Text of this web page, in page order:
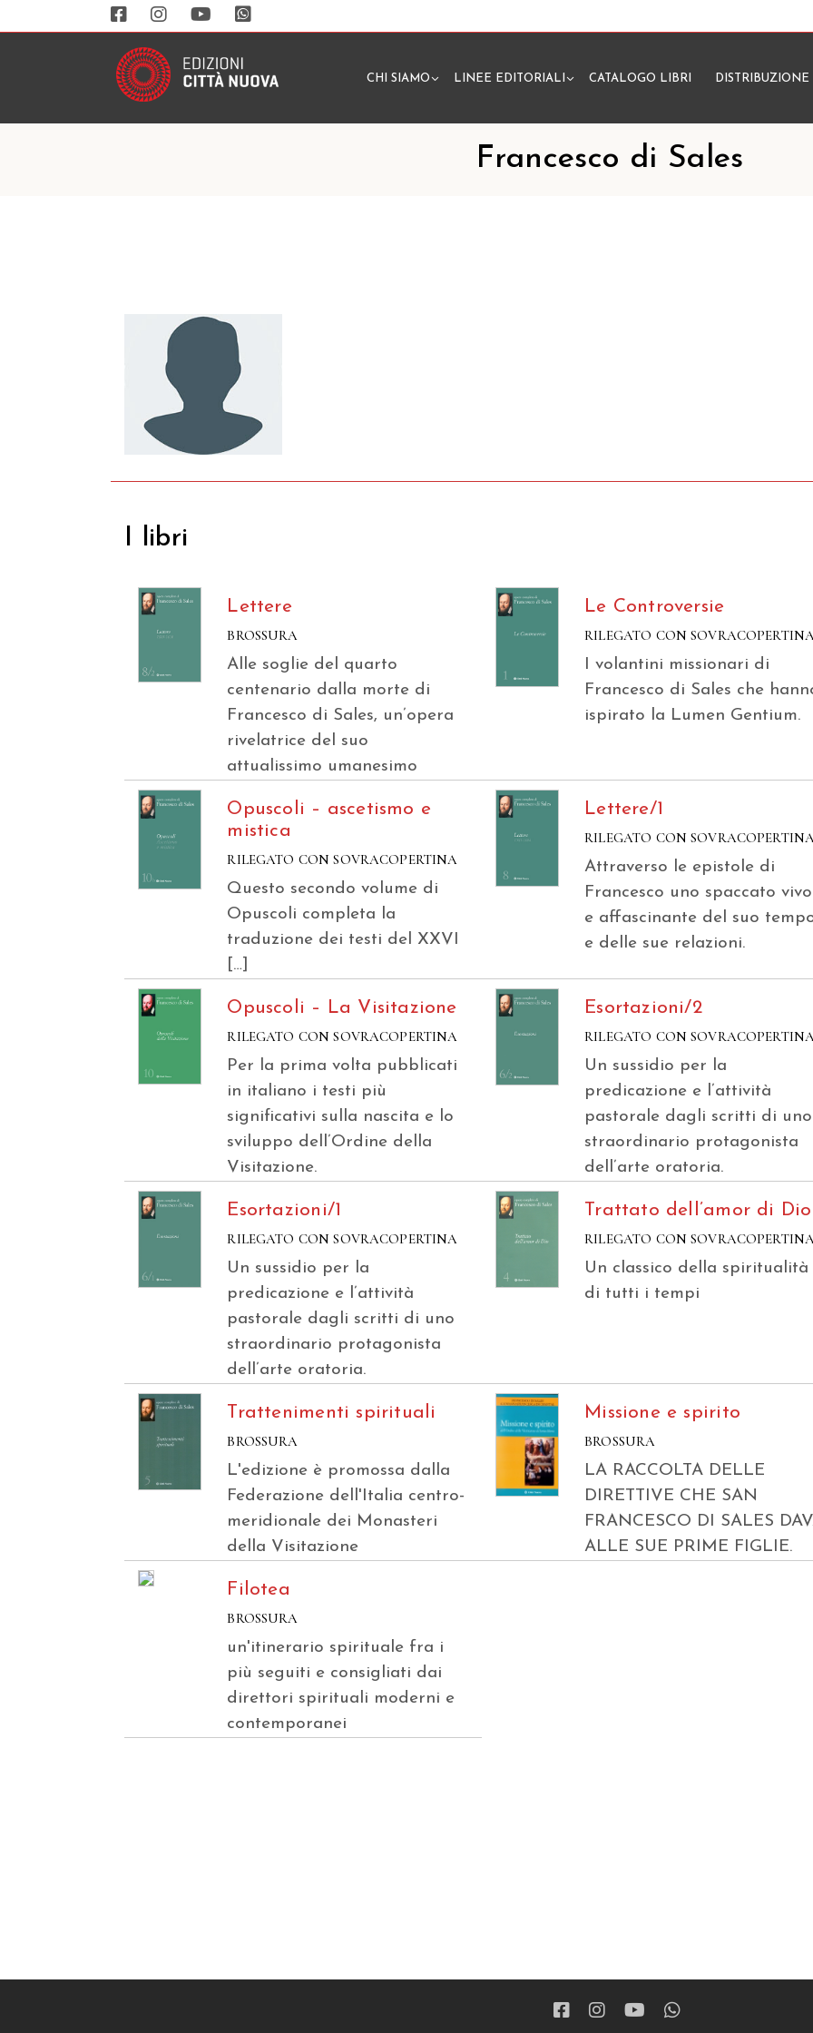
CHI SIAMO LINEE EDITORIALI CATALOGO LIBRI DISTRIBUZIONE
Francesco di Sales
I libri
Lettere
BROSSURA
Alle soglie del quarto
centenario dalla morte di
Francesco di Sales, un’opera
rivelatrice del suo
attualissimo umanesimo
Le Controversie
RILEGATO CON
I volantini missionari di
Francesco di Sales che
ispirato la Lumen Gentium.
Opuscoli – ascetismo e
mistica
RILEGATO CON SOVRACOPERTINA
Questo secondo volume di
Opuscoli completa la
traduzione dei testi del XXVI
[…]
Lettere/1
RILEGATO CON
Attraverso le epistole di
Francesco uno spaccato vivo
e affascinante del suo
e delle sue relazioni.
Opuscoli – La Visitazione
RILEGATO CON SOVRACOPERTINA
Per la prima volta pubblicati
in italiano i testi più
significativi sulla nascita e lo
sviluppo dell’Ordine della
Visitazione.
Esortazioni/2
RILEGATO CON
Un sussidio per la
predicazione e l’attività
pastorale dagli scritti di uno
straordinario protagonista
dell’arte oratoria.
Esortazioni/1
RILEGATO CON SOVRACOPERTINA
Un sussidio per la
predicazione e l’attività
pastorale dagli scritti di uno
straordinario protagonista
dell’arte oratoria.
Trattato dell’amor di Dio
RILEGATO CON
Un classico della spiritualità
di tutti i tempi
Trattenimenti spirituali
BROSSURA
L'edizione è promossa dalla
Federazione dell'Italia centro-
meridionale dei Monasteri
della Visitazione
Missione e spirito
BROSSURA
LA RACCOLTA DELLE
DIRETTIVE CHE SAN
FRANCESCO DI SALES
ALLE SUE PRIME FIGLIE.
Filotea
BROSSURA
un'itinerario spirituale fra i
più seguiti e consigliati dai
direttori spirituali moderni e
contemporanei